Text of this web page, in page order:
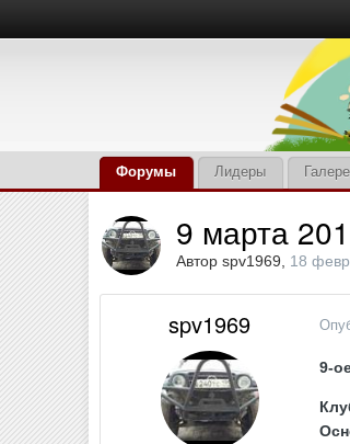
Форумы Лидеры
9 марта
Автор spv1969 18
spv1969
9-